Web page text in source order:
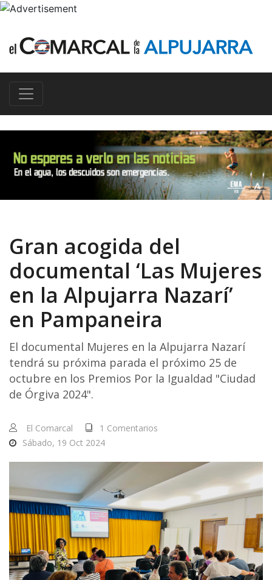
Gran acogida del
documental ‘Las Mujeres
en la Alpujarra Nazarí’
en Pampaneira
El documental Mujeres en la Alpujarra Nazarí
tendrá su próxima parada el próximo 25 de
octubre en los Premios Por la Igualdad "Ciudad
de Órgiva 2024".
El Comarcal
1 Comentarios
Sábado, 19 Oct 2024